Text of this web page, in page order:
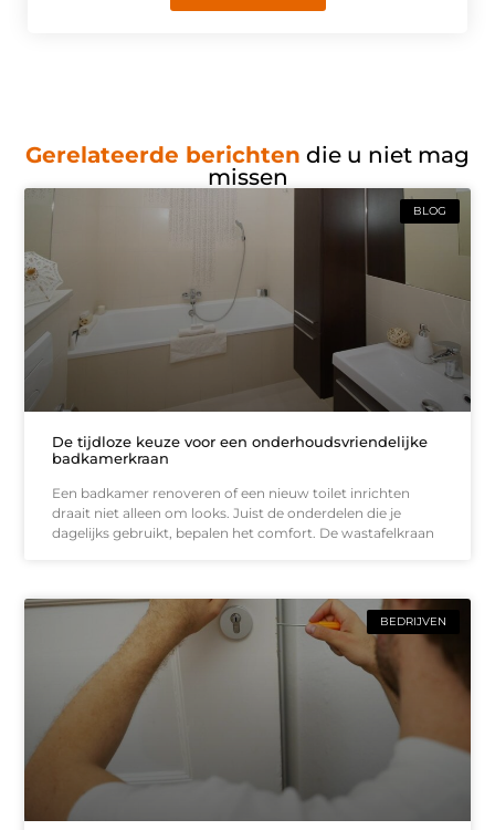
Gerelateerde berichten die u niet mag
missen
BLOG
De tijdloze keuze voor een onderhoudsvriendelijke
badkamerkraan
Een badkamer renoveren of een nieuw toilet inrichten
draait niet alleen om looks. Juist de onderdelen die je
dagelijks gebruikt, bepalen het comfort. De wastafelkraan
BEDRIJVEN